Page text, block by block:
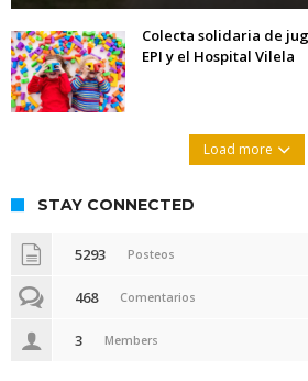
Colecta solidaria de
EPI y el Hospital Vilela
Load more
STAY CONNECTED
5293 Posteos
468 Comentarios
3 Members